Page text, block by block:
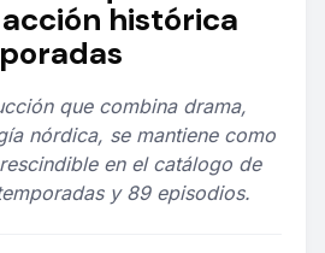
histórica
que combina drama,
nórdica, se mantiene como
en el catálogo de
y 89 episodios.